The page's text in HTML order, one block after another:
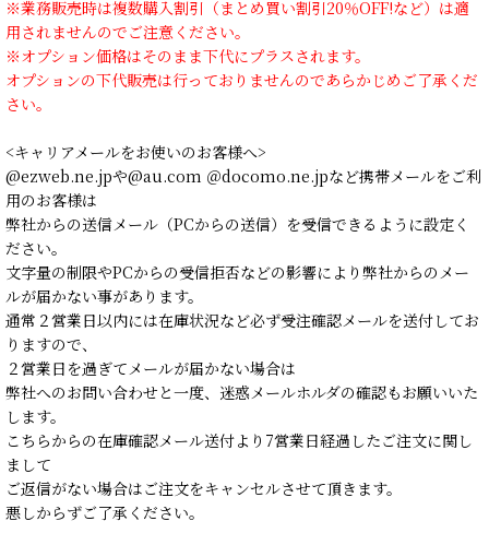
※業務販売時は複数購入割引（まとめ買い割引20％OFF!など）は適
用されませんのでご注意ください。
※オプション価格はそのまま下代にプラスされます。
オプションの下代販売は行っておりませんのであらかじめご了承くだ
さい。
<キャリアメールをお使いのお客様へ>
@ezweb.ne.jpや@au.com ＠docomo.ne.jpなど携帯メールをご利
用のお客様は
弊社からの送信メール（PCからの送信）を受信できるように設定く
ださい。
文字量の制限やPCからの受信拒否などの影響により弊社からのメー
ルが届かない事があります。
通常２営業日以内には在庫状況など必ず受注確認メールを送付してお
りますので、
２営業日を過ぎてメールが届かない場合は
弊社へのお問い合わせと一度、迷惑メールホルダの確認もお願いいた
します。
こちらからの在庫確認メール送付より7営業日経過したご注文に関し
まして
ご返信がない場合はご注文をキャンセルさせて頂きます。
悪しからずご了承ください。